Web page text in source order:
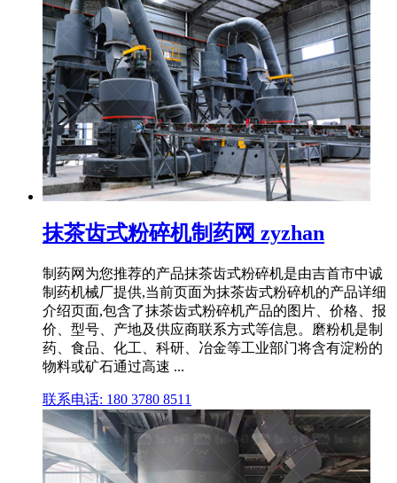
抹茶齿式粉碎机制药网 zyzhan
制药网为您推荐的产品抹茶齿式粉碎机是由吉首市中诚
制药机械厂提供,当前页面为抹茶齿式粉碎机的产品详细
介绍页面,包含了抹茶齿式粉碎机产品的图片、价格、报
价、型号、产地及供应商联系方式等信息。磨粉机是制
药、食品、化工、科研、冶金等工业部门将含有淀粉的
物料或矿石通过高速 ...
联系电话: 180 3780 8511